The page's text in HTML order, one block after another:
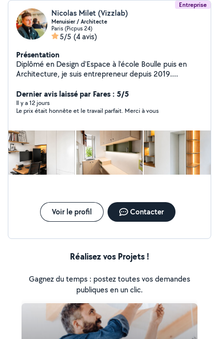
Entreprise
Nicolas Milet (Vizzlab)
Menuisier / Architecte
Paris (Picpus 24)
5/5 (4 avis)
Présentation
Diplômé en Design d'Espace à l'école Boulle puis en
Architecture, je suis entrepreneur depuis 2019.
mets au service de vos projets mes diverses
compétences en conception, fabrication et pose. J'ai le
sens du détail et l'amour du travail bien fait. Je suis
et aménagements sur mesure mais vos petits travaux
de bricolage, montage, installation, démontage, etc!
Dernier avis laissé par Fares : 5/5
Il y a 12 jours
Le prix était honnête et le travail parfait. Merci à vous
Voir le profil Contacter
Réalisez vos Projets !
Gagnez du temps : postez toutes vos demandes
publiques en un clic.